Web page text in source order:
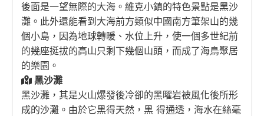
後面是一望無際的大海。維克小鎮的特色景點是黑沙
灘。此外還能看到大海前方類似中國南方筆架山的幾
個小島，因為地球轉暖、水位上升，使一個多世紀前
的幾座挺拔的高山只剩下幾個山頭，而成了海鳥聚居
的樂園。
黑沙灘
黑沙灘，其是火山爆發後冷卻的黑曜岩被風化後所形
成的沙灘。由於它黑得天然，黑 得通透，海水在絲毫